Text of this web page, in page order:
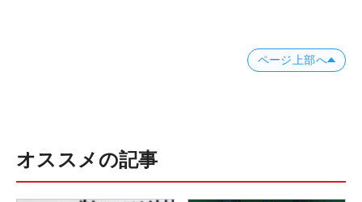
ページ上部へ
オススメの記事